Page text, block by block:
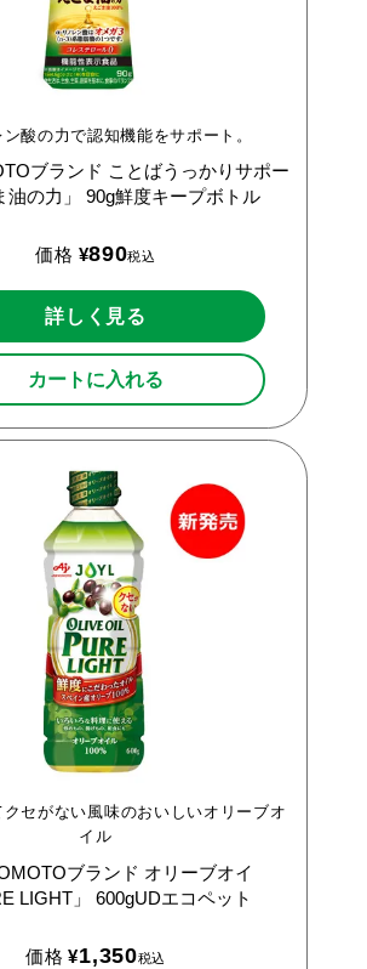
酸の力で認知機能をサポート。
ブランド ことばうっかりサポー
油の力」 90g鮮度キープボトル
価格 ¥890税込
詳しく見る
カートに入れる
セがない風味のおいしいオリーブオ
イル
ブランド オリーブオイ
LIGHT」 600gUDエコペット
価格 ¥1,350税込